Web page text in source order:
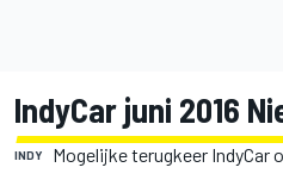
IndyCar juni 2016
INDY Mogelijke terugkeer IndyCar